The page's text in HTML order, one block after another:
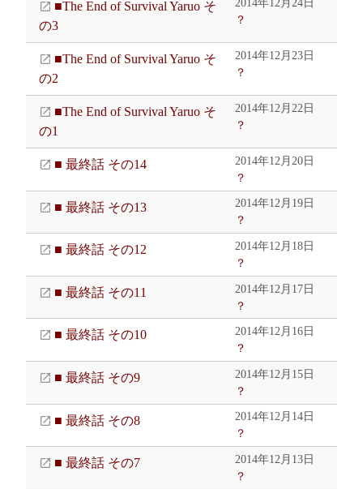
■The End of Survival Yaruo そ
の3
2014年12月24日
？
■The End of Survival Yaruo そ
の2
2014年12月23日
？
■The End of Survival Yaruo そ
の1
2014年12月22日
？
■ 最終話 その14
2014年12月20日
？
■ 最終話 その13
2014年12月19日
？
■ 最終話 その12
2014年12月18日
？
■ 最終話 その11
2014年12月17日
？
■ 最終話 その10
2014年12月16日
？
■ 最終話 その9
2014年12月15日
？
■ 最終話 その8
2014年12月14日
？
■ 最終話 その7
2014年12月13日
？